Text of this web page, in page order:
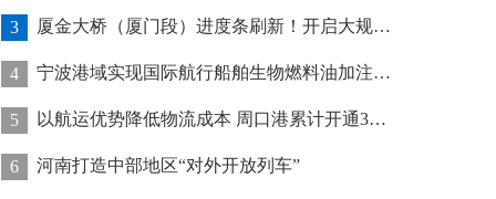
3 厦金大桥（厦门段）进度条刷新！开启大规模桥梁装配化施工新阶段
4 宁波港域实现国际航行船舶生物燃料油加注“零突破”
5 以航运优势降低物流成本 周口港累计开通32条集装箱航线
6 河南打造中部地区“对外开放列车”